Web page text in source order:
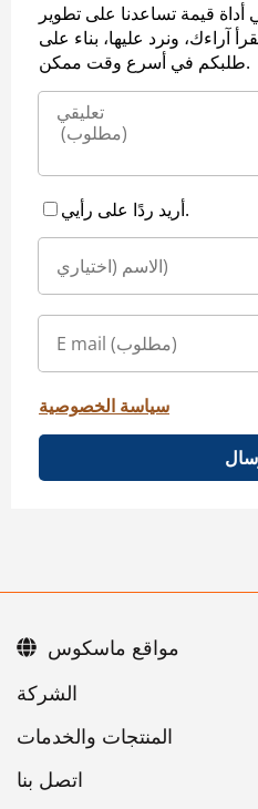
أداة قيمة تساعدنا على تطوير
ونرد عليها، بناء على
طلبكم في أسرع وقت ممكن.
أريد ردًا على رأيي.
سياسة الخصوصية
اتصل بنا
مواقع ماسكوس